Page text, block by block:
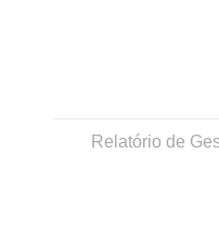
Relatório de